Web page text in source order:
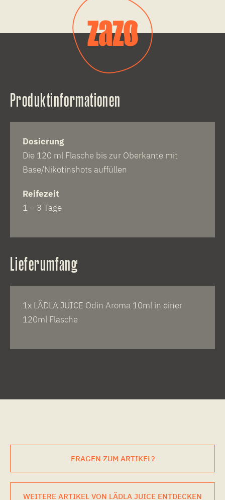
Produktinformationen
Dosierung
Die 120 ml Flasche bis zur Oberkante mit
Base/Nikotinshots auffüllen
Reifezeit
1 – 3 Tage
Lieferumfang
1x LÄDLA JUICE Odin Aroma 10ml in einer
120ml Flasche
FRAGEN ZUM ARTIKEL?
WEITERE ARTIKEL VON LÄDLA JUICE ENTDECKEN